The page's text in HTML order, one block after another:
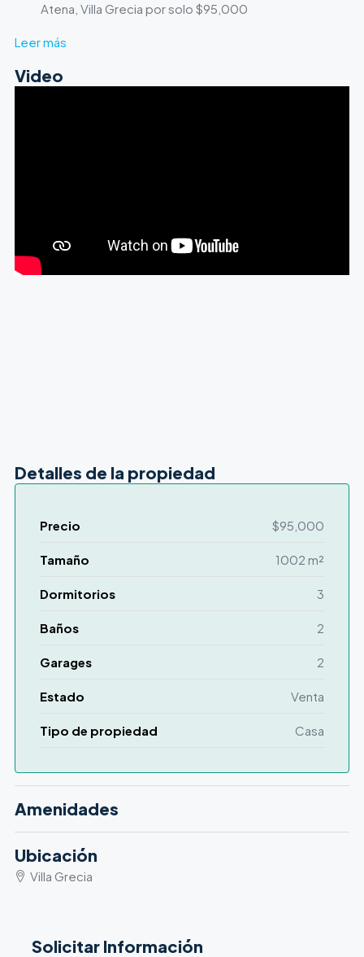
Atena, Villa Grecia por solo $95,000
Leer más
Video
Detalles de la propiedad
Precio $95,000
Tamaño 1002 m²
Dormitorios 3
Baños 2
Garages 2
Estado Venta
Tipo de propiedad Casa
Amenidades
Ubicación
Villa Grecia
Solicitar Información